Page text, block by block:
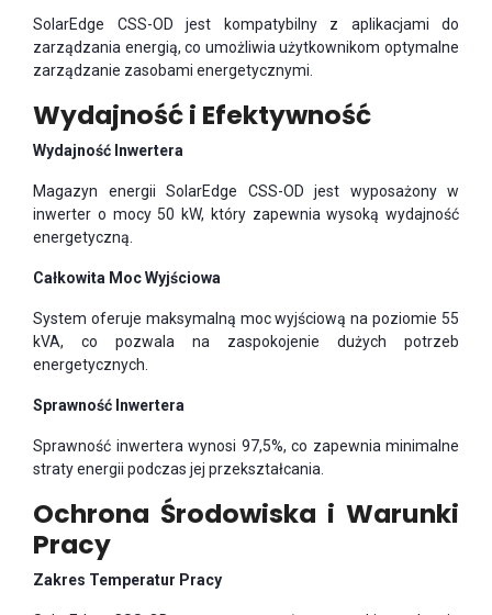
SolarEdge CSS-OD jest kompatybilny z aplikacjami do
zarządzania energią, co umożliwia użytkownikom optymalne
zarządzanie zasobami energetycznymi.
Wydajność i Efektywność
Wydajność Inwertera
Magazyn energii SolarEdge CSS-OD jest wyposażony w
inwerter o mocy 50 kW, który zapewnia wysoką wydajność
energetyczną.
Całkowita Moc Wyjściowa
System oferuje maksymalną moc wyjściową na poziomie 55
kVA, co pozwala na zaspokojenie dużych potrzeb
energetycznych.
Sprawność Inwertera
Sprawność inwertera wynosi 97,5%, co zapewnia minimalne
straty energii podczas jej przekształcania.
Ochrona Środowiska i Warunki
Pracy
Zakres Temperatur Pracy